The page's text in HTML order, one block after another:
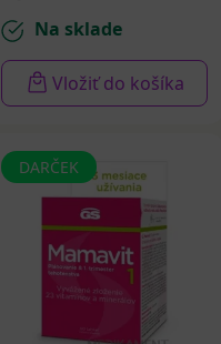
Na sklade
Vložiť do košíka
DARČEK